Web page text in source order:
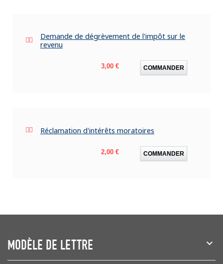
Demande de dégrèvement de l'impôt sur le
revenu
Prix
3,00 € COMMANDER
Réclamation d'intérêts moratoires
Prix
2,00 € COMMANDER
MODÈLE DE LETTRE